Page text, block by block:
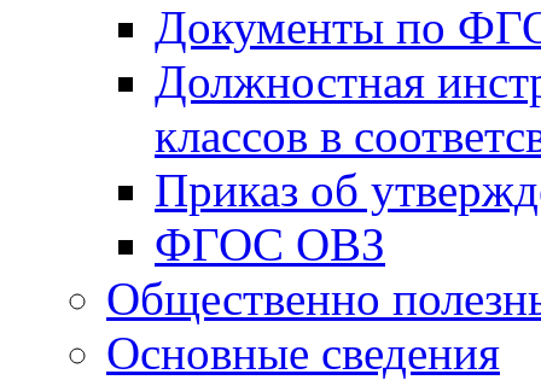
Документы по
Должностная
классов в
Приказ об
ФГОС ОВЗ
Общественно
Основные сведения